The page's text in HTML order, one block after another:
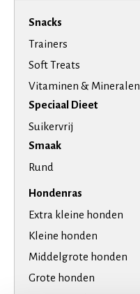
Snacks
Trainers
Soft Treats
Vitaminen & Mineralen
Speciaal Dieet
Suikervrij
Smaak
Rund
Hondenras
Extra kleine honden
Kleine honden
Middelgrote honden
Grote honden